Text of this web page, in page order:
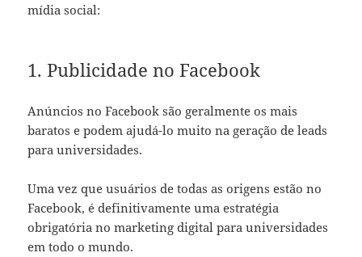
mídia social:
1. Publicidade no Facebook
Anúncios no Facebook são geralmente os mais
baratos e podem ajudá-lo muito na geração de leads
para universidades.
Uma vez que usuários de todas as origens estão no
Facebook, é definitivamente uma estratégia
obrigatória no marketing digital para universidades
em todo o mundo.